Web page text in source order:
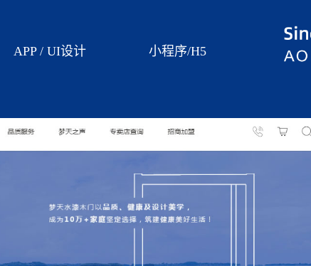
APP / UI设计
小程序/H5